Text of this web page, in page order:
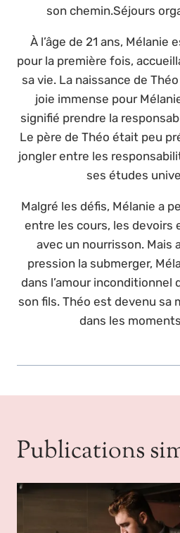
son chemin.Séjours
À l’âge de 21 ans, Mélanie
pour la première fois,
sa vie. La naissance de
joie immense pour
signifié prendre la
Le père de Théo était peu
jongler entre les
ses études
Malgré les défis, Mélanie a
entre les cours, les devoirs
avec un nourrisson. Mais
pression la submerger,
dans l’amour inconditionnel
son fils. Théo est devenu sa
dans les
Publications